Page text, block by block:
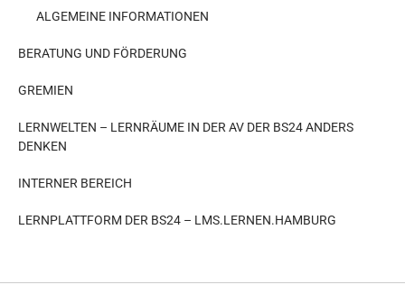
ALGEMEINE INFORMATIONEN
BERATUNG UND FÖRDERUNG
GREMIEN
LERNWELTEN – LERNRÄUME IN DER AV DER BS24 ANDERS
DENKEN
INTERNER BEREICH
LERNPLATTFORM DER BS24 – LMS.LERNEN.HAMBURG